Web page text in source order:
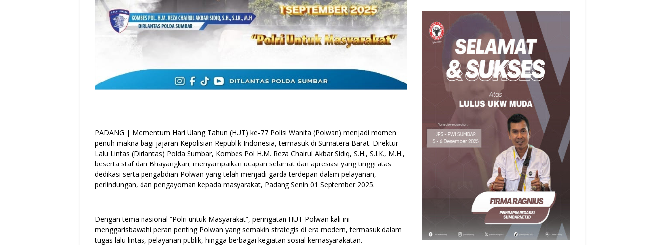
PADANG | Momentum Hari Ulang Tahun (HUT) ke-77 Polisi Wanita (Polwan) menjadi momen
penuh makna bagi jajaran Kepolisian Republik Indonesia, termasuk di Sumatera Barat. Direktur
Lalu Lintas (Dirlantas) Polda Sumbar, Kombes Pol H.M. Reza Chairul Akbar Sidiq, S.H., S.I.K., M.H.,
beserta staf dan Bhayangkari, menyampaikan ucapan selamat dan apresiasi yang tinggi atas
dedikasi serta pengabdian Polwan yang telah menjadi garda terdepan dalam pelayanan,
perlindungan, dan pengayoman kepada masyarakat, Padang Senin 01 September 2025.
Dengan tema nasional “Polri untuk Masyarakat”, peringatan HUT Polwan kali ini
menggarisbawahi peran penting Polwan yang semakin strategis di era modern, termasuk dalam
tugas lalu lintas, pelayanan publik, hingga berbagai kegiatan sosial kemasyarakatan.